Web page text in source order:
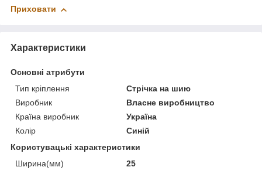
Приховати
Характеристики
Основні атрибути
Тип кріплення
Стрічка на шию
Виробник
Власне виробництво
Країна виробник
Україна
Колір
Синій
Користувацькі характеристики
Ширина(мм)
25